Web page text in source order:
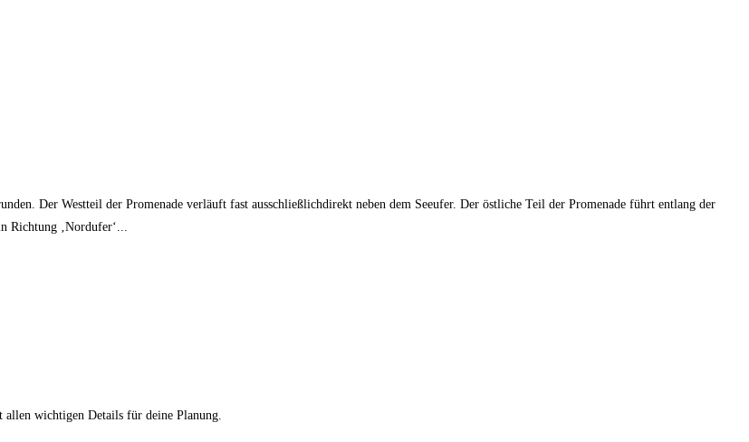
Der Westteil der Promenade verläuft fast ausschließlichdirekt neben dem Seeufer. Der östliche Teil der Promenade führt entlang der
Richtung ‚Nordufer‘...
wichtigen Details für deine Planung.